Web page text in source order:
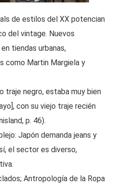
de estilos del XX potencian
del vintage. Nuevos
tiendas urbanas,
como Martin Margiela y
traje negro, estaba muy bien
con su viejo traje recién
p. 46).
Japón demanda jeans y
el sector es diverso,
Antropología de la Ropa